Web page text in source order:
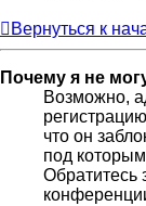
Вернуться к
Почему я не
Возможно,
что он
под
Обратитесь